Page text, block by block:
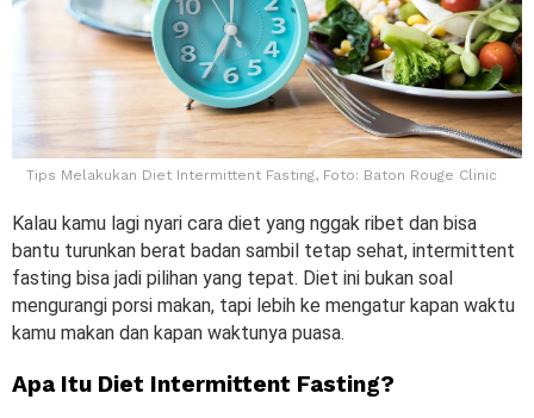
Tips Melakukan Diet Intermittent Fasting, Foto: Baton Rouge Clinic
Kalau kamu lagi nyari cara diet yang nggak ribet dan bisa
bantu turunkan berat badan sambil tetap sehat, intermittent
fasting bisa jadi pilihan yang tepat. Diet ini bukan soal
mengurangi porsi makan, tapi lebih ke mengatur kapan waktu
kamu makan dan kapan waktunya puasa.
Apa Itu Diet Intermittent Fasting?